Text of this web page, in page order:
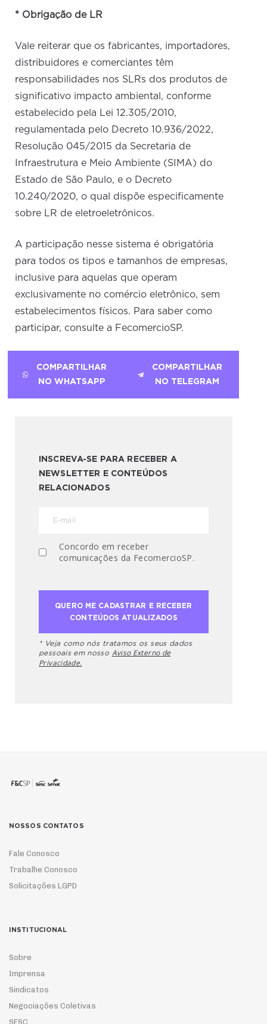
* Obrigação de LR
Vale reiterar que os fabricantes, importadores,
distribuidores e comerciantes têm
responsabilidades nos SLRs dos produtos de
significativo impacto ambiental, conforme
estabelecido pela Lei 12.305/2010,
regulamentada pelo Decreto 10.936/2022,
Resolução 045/2015 da Secretaria de
Infraestrutura e Meio Ambiente (SIMA) do
Estado de São Paulo, e o Decreto
10.240/2020, o qual dispõe especificamente
sobre LR de eletroeletrônicos.
A participação nesse sistema é obrigatória
para todos os tipos e tamanhos de empresas,
inclusive para aquelas que operam
exclusivamente no comércio eletrônico, sem
estabelecimentos físicos. Para saber como
participar, consulte a FecomercioSP.
COMPARTILHAR
NO WHATSAPP
COMPARTILHAR
NO TELEGRAM
INSCREVA-SE PARA RECEBER A
NEWSLETTER E CONTEÚDOS
RELACIONADOS
Concordo em receber
comunicações da FecomercioSP.
* Veja como nós tratamos os seus dados
pessoais em nosso Aviso Externo de
Privacidade.
NOSSOS CONTATOS
Fale Conosco
Trabalhe Conosco
Solicitações LGPD
INSTITUCIONAL
Sobre
Imprensa
Sindicatos
Negociações Coletivas
SESC